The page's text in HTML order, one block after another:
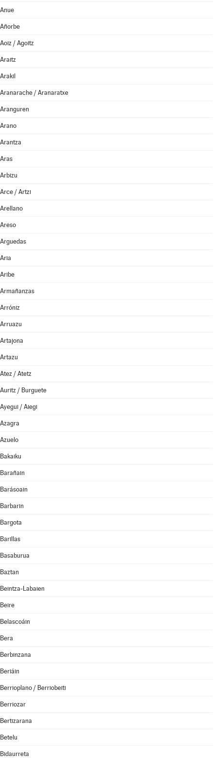
Anue
Añorbe
Aoiz / Agoitz
Araitz
Arakil
Aranarache / Aranaratxe
Aranguren
Arano
Arantza
Aras
Arbizu
Arce / Artzi
Arellano
Areso
Arguedas
Aria
Aribe
Armañanzas
Arróniz
Arruazu
Artajona
Artazu
Atez / Atetz
Auritz / Burguete
Ayegui / Aiegi
Azagra
Azuelo
Bakaiku
Barañain
Barásoain
Barbarin
Bargota
Barillas
Basaburua
Baztan
Beintza-Labaien
Beire
Belascoáin
Bera
Berbinzana
Beriáin
Berrioplano / Berriobeiti
Berriozar
Bertizarana
Betelu
Bidaurreta